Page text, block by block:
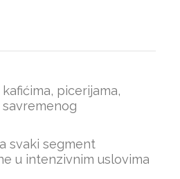
picerijama,
svaki segment
u intenzivnim uslovima